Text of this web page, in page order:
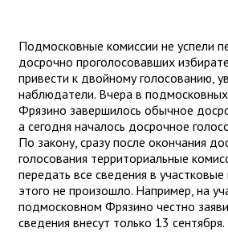
Подмосковные комиссии не успели
досрочно проголосовавших
привести к двойному голосованию,
наблюдатели. Вчера в
Фрязино завершилось обычное
а сегодня началось досрочное
По закону, сразу после окончания
голосования территориальные
передать все сведения в
этого не произошло. Например, на
подмосковном Фрязино честно
сведения внесут только 13 сентября.